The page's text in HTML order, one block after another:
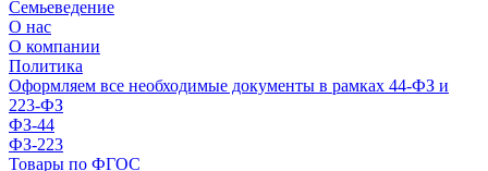
Семьеведение
О нас
О компании
Политика
Оформляем все необходимые документы в рамках 44-ФЗ и
223-ФЗ
ФЗ-44
ФЗ-223
Товары по ФГОС